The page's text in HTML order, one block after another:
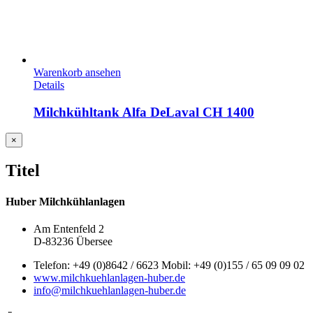
Warenkorb ansehen
Details
Milchkühltank Alfa DeLaval CH 1400
Close
product
view
×
Titel
Huber Milchkühlanlagen
Am Entenfeld 2
D-83236 Übersee
Telefon: +49 (0)8642 / 6623 Mobil: +49 (0)155 / 65 09 09 02
www.milchkuehlanlagen-huber.de
info@milchkuehlanlagen-huber.de